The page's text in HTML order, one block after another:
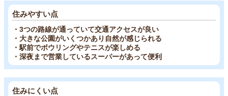
住みやすい点
・3つの路線が通っていて交通アクセスが良い
・大きな公園がいくつかあり自然が感じられる
・駅前でボウリングやテニスが楽しめる
・深夜まで営業しているスーパーがあって便利
住みにくい点